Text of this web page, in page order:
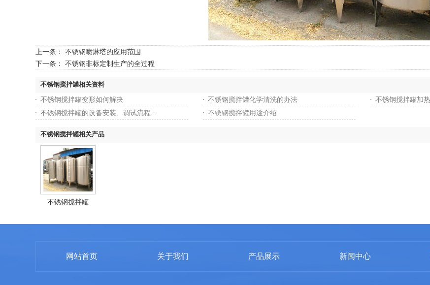
上一条： 不锈钢喷淋塔的应用范围
下一条： 不锈钢非标定制生产的全过程
不锈钢搅拌罐相关资料
不锈钢搅拌罐变形如何解决 不锈钢搅拌罐化学清洗的办法
不锈钢搅拌罐加
不锈钢搅拌罐的设备安装、调试流程...
不锈钢搅拌罐⽤途介绍
不锈钢搅拌罐相关产品
不锈钢搅拌罐
网站首页 关于我们 产品展示 新闻中心